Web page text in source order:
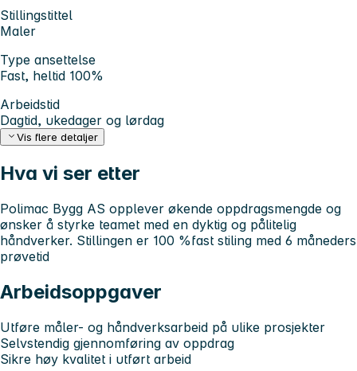
Stillingstittel
Maler
Type ansettelse
Fast, heltid 100%
Arbeidstid
Dagtid, ukedager og lørdag
Vis flere detaljer
Hva vi ser etter
Polimac Bygg AS opplever økende oppdragsmengde og
ønsker å styrke teamet med en dyktig og pålitelig
håndverker. Stillingen er 100 %fast stiling med 6 måneders
prøvetid
Arbeidsoppgaver
Utføre måler- og håndverksarbeid på ulike prosjekter
Selvstendig gjennomføring av oppdrag
Sikre høy kvalitet i utført arbeid